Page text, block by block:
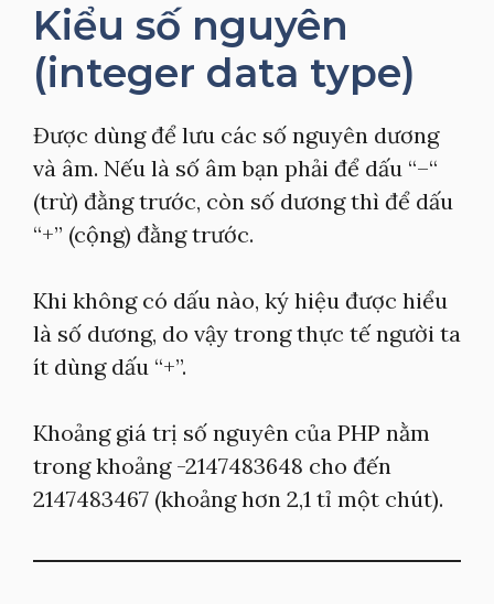
Kiểu số nguyên
(integer data type)
Được dùng để lưu các số nguyên dương
và âm. Nếu là số âm bạn phải để dấu “–“
(trừ) đằng trước, còn số dương thì để dấu
“+” (cộng) đằng trước.
Khi không có dấu nào, ký hiệu được hiểu
là số dương, do vậy trong thực tế người ta
ít dùng dấu “+”.
Khoảng giá trị số nguyên của PHP nằm
trong khoảng -2147483648 cho đến
2147483467 (khoảng hơn 2,1 tỉ một chút).